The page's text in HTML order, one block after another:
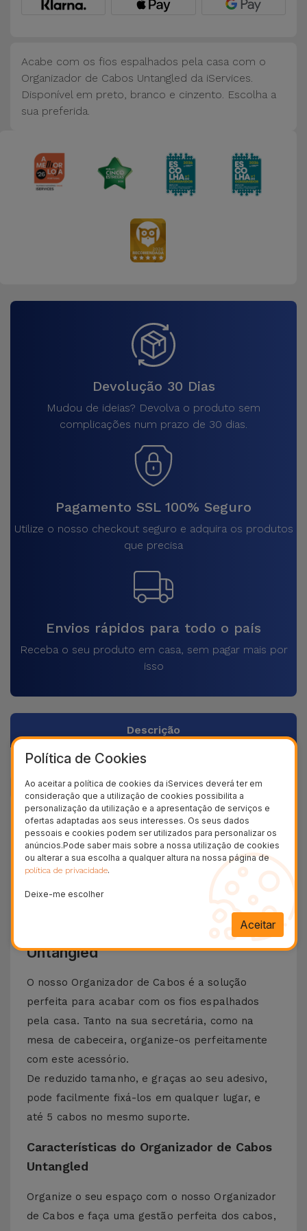
Computador
Acessórios
Kids
Acabe com os fios espalhados pela casa com o
Organizador de Cabos Untangled da iServices.
Disponível em preto, branco e cinzento. Escolha a
sua preferida.
Devolução 30 Dias
Mudou de ideias? Devolva o produto sem
complicações num prazo de 30 dias.
Pagamento SSL 100% Seguro
Utilize o nosso checkout seguro e adquira os produtos
que precisa
Envios rápidos para todo o país
Receba o seu produto em casa, sem pagar mais por
isso
Descrição
Dados do produto
Clientes satisfeitos
+ 100.000
Garantia Duradoura
36 Meses
24H
Descubra o Organizador de Cabos
Untangled
O nosso Organizador de Cabos é a solução
perfeita para acabar com os fios espalhados
pela casa. Tanto na sua secretária, como na
mesa de cabeceira, organize-os perfeitamente
com este acessório.
De reduzido tamanho, e graças ao seu adesivo,
pode facilmente fixá-los em qualquer lugar, e
até 5 cabos no mesmo suporte.
Características do Organizador de Cabos
Untangled
Organize o seu espaço com o nosso Organizador
de Cabos e faça uma gestão perfeita dos cabos,
Política de Cookies
Ao aceitar a política de cookies da iServices deverá ter em
consideração que a utilização de cookies possibilita a
personalização da utilização e a apresentação de serviços e
ofertas adaptadas aos seus interesses. Os seus dados
pessoais e cookies podem ser utilizados para personalizar os
anúncios.Pode saber mais sobre a nossa utilização de cookies
ou alterar a sua escolha a qualquer altura na nossa página de
política de privacidade.
Deixe-me escolher
Aceitar